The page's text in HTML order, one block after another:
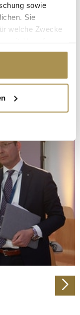
sowie
Sie
welche Zwecke
das Privacy
Lage
genau sein
identifizieren
Daten
im
Anzeigen zu
anbieten
Website zu
zu Ihrer
Partner für
mit
bereitgestellt